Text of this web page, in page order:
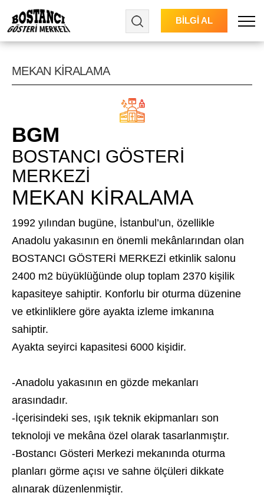
Menu
BİLGİ AL
MEKAN KİRALAMA
BGM
BOSTANCI GÖSTERİ
MERKEZİ
MEKAN KİRALAMA
1992 yılından bugüne, İstanbul’un, özellikle
Anadolu yakasının en önemli mekânlarından olan
BOSTANCI GÖSTERİ MERKEZİ etkinlik salonu
2400 m2 büyüklüğünde olup toplam 2370 kişilik
kapasiteye sahiptir. Konforlu bir oturma düzenine
ve etkinliklere göre ayakta izleme imkanına
sahiptir.
Ayakta seyirci kapasitesi 6000 kişidir.
-Anadolu yakasının en gözde mekanları
arasındadır.
-İçerisindeki ses, ışık teknik ekipmanları son
teknoloji ve mekâna özel olarak tasarlanmıştır.
-Bostancı Gösteri Merkezi mekanında oturma
planları görme açısı ve sahne ölçüleri dikkate
alınarak düzenlenmiştir.